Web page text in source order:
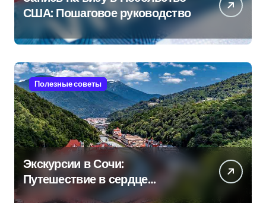
США: Пошаговое руководство
Полезные советы
Экскурсии в Сочи:
Путешествие в сердце
Черноморского курорта